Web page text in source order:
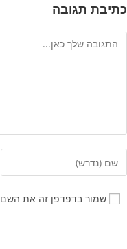
כתיבת תגובה
שמור בדפדפן זה את